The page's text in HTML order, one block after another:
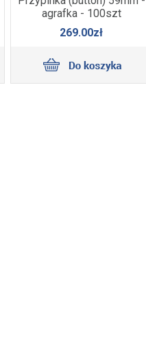
agrafka - 100szt
269.00zł